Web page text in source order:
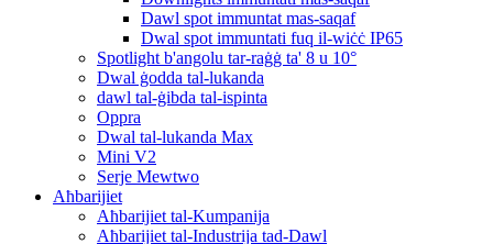
Dawl spot immuntat mas-saqaf
Dwal spot immuntati fuq il-wiċċ IP65
Spotlight b'angolu tar-raġġ ta' 8 u 10°
Dwal ġodda tal-lukanda
dawl tal-ġibda tal-ispinta
Oppra
Dwal tal-lukanda Max
Mini V2
Serje Mewtwo
Aħbarijiet
Aħbarijiet tal-Kumpanija
Aħbarijiet tal-Industrija tad-Dawl